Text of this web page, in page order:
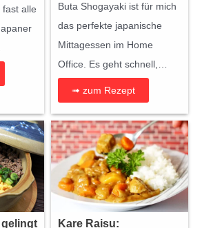
alle
Buta Shogayaki ist für mich
das perfekte japanische
Mittagessen im Home
Office. Es geht schnell,…
➟ zum Rezept
Kare Raisu: